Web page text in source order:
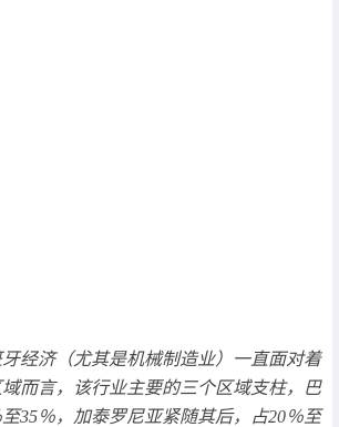
经济（尤其是机械制造业）一直面对着
而言，该行业主要的三个区域支柱，巴
35％，加泰罗尼亚紧随其后，占20％至